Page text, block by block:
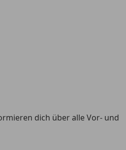
dich über alle Vor- und